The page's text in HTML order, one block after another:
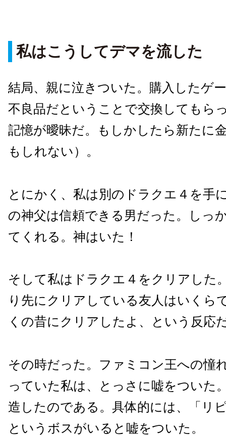
私はこうしてデマを流した
結局、親に泣きついた。購入したゲ
不良品だということで交換してもら
記憶が曖昧だ。もしかしたら新たに
もしれない）。
とにかく、私は別のドラクエ４を手
の神父は信頼できる男だった。しっ
てくれる。神はいた！
そして私はドラクエ４をクリアした
り先にクリアしている友人はいくら
くの昔にクリアしたよ、という反応
その時だった。ファミコン王への憧
っていた私は、とっさに嘘をついた
造したのである。具体的には、「リ
というボスがいると嘘をついた。